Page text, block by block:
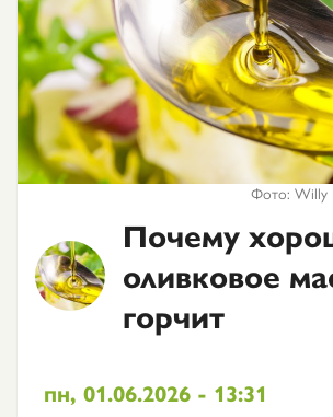
Фото: Willy
Почему
оливковое
горчит
пн, 01.06.2026 - 13:31